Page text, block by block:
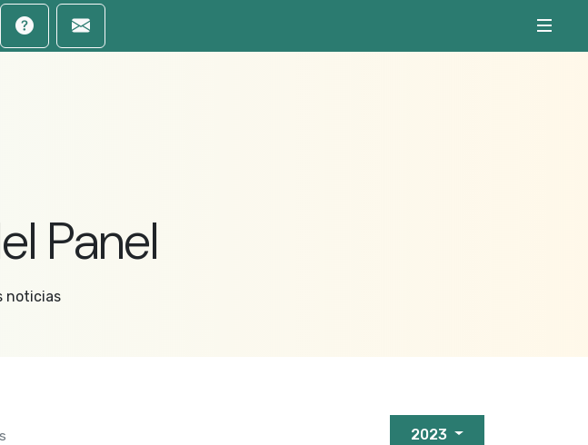
Panel
noticias
2023